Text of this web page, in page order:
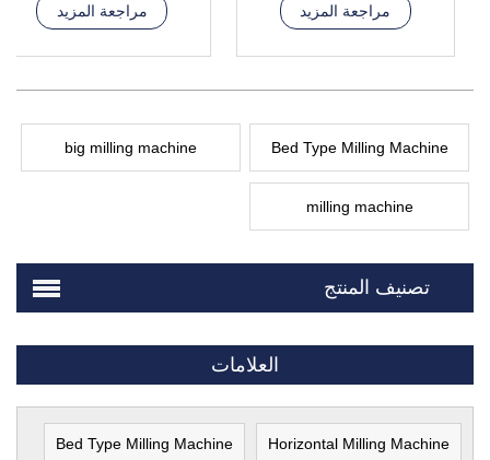
مراجعة المزيد مراجعة المزيد
Bed Type Milling Machine
big milling machine
milling machine
تصنيف المنتج
العلامات
Horizontal Milling Machine
Bed Type Milling Machine